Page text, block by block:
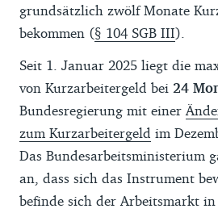
grundsätzlich zwölf Monate
bekommen (§ 104 SGB III).
Seit 1. Januar 2025 liegt die
von Kurzarbeitergeld bei 24
Bundesregierung mit einer
zum Kurzarbeitergeld im
Das Bundesarbeitsministerium
an, dass sich das Instrument
befinde sich der Arbeitsmarkt